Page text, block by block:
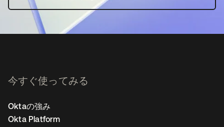
今すぐ使ってみる
Oktaの強み
Okta Platform